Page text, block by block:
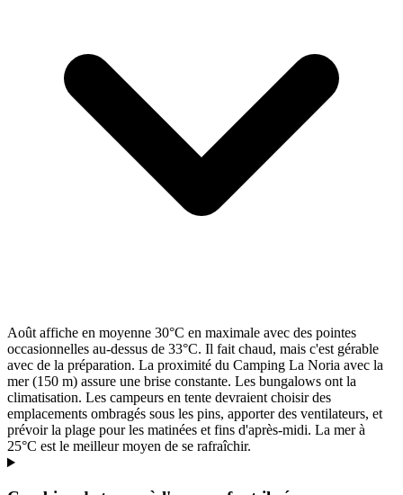
Août affiche en moyenne 30°C en maximale avec des pointes
occasionnelles au-dessus de 33°C. Il fait chaud, mais c'est gérable
avec de la préparation. La proximité du Camping La Noria avec la
mer (150 m) assure une brise constante. Les bungalows ont la
climatisation. Les campeurs en tente devraient choisir des
emplacements ombragés sous les pins, apporter des ventilateurs, et
prévoir la plage pour les matinées et fins d'après-midi. La mer à
25°C est le meilleur moyen de se rafraîchir.